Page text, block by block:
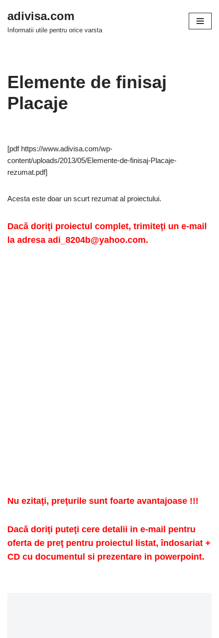
Sari
adivisa.com
Informatii utile pentru orice varsta
Elemente de finisaj
Placaje
[pdf https://www.adivisa.com/wp-
content/uploads/2013/05/Elemente-de-finisaj-Placaje-
rezumat.pdf]
Acesta este doar un scurt rezumat al proiectului.
Dacă doriţi proiectul complet, trimiteţi un e-mail
la adresa adi_8204b@yahoo.com.
Nu ezitaţi, preţurile sunt foarte avantajoase !!!
Dacă doriţi puteţi cere detalii in e-mail pentru
oferta de preţ pentru proiectul listat, îndosariat +
CD cu documentul si prezentare in powerpoint.